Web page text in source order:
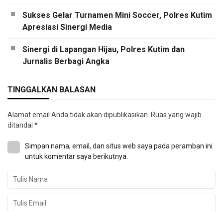
Sukses Gelar Turnamen Mini Soccer, Polres Kutim
Apresiasi Sinergi Media
Sinergi di Lapangan Hijau, Polres Kutim dan
Jurnalis Berbagi Angka
TINGGALKAN BALASAN
Alamat email Anda tidak akan dipublikasikan. Ruas yang wajib
ditandai *
Simpan nama, email, dan situs web saya pada peramban ini
untuk komentar saya berikutnya.